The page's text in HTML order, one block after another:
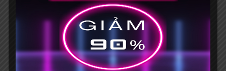
Hết hạn 31/03/2035
Mã giảm giá iNET 30% [HOT], mua
hosting tặng tên miền
No Expires